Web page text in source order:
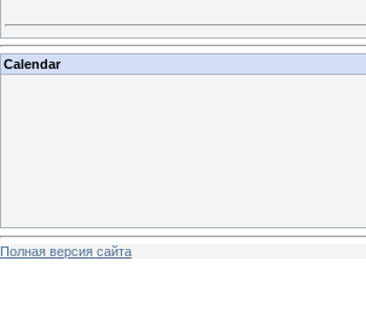
Calendar
Полная версия сайта